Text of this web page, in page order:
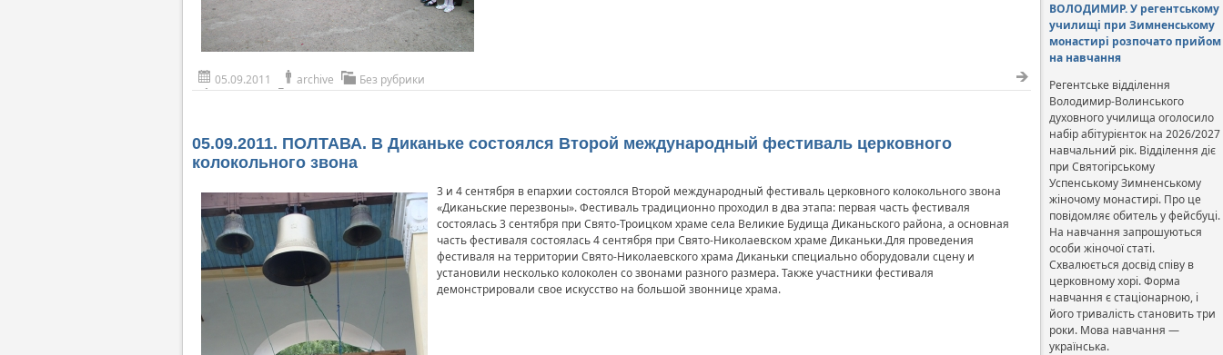
05.09.2011 archive Без рубрики
05.09.2011. ПОЛТАВА. В Диканьке состоялся Второй международный фестиваль церковного
колокольного звона
3 и 4 сентября в епархии состоялся Второй международный фестиваль церковного колокольного звона
«Диканьские перезвоны». Фестиваль традиционно проходил в два этапа: первая часть фестиваля
состоялась 3 сентября при Свято-Троицком храме села Великие Будища Диканьского района, а основная
часть фестиваля состоялась 4 сентября при Свято-Николаевском храме Диканьки.Для проведения
фестиваля на территории Свято-Николаевского храма Диканьки специально оборудовали сцену и
установили несколько колоколен со звонами разного размера. Также участники фестиваля
демонстрировали свое искусство на большой звоннице храма.
ВОЛОДИМИР. У регентському
училищі при Зимненському
монастирі розпочато прийом
на навчання
Регентське відділення
Володимир-Волинського
духовного училища оголосило
набір абітурієнток на 2026/2027
навчальний рік. Відділення діє
при Святогірському
Успенському Зимненському
жіночому монастирі. Про це
повідомляє обитель у фейсбуці.
На навчання запрошуються
особи жіночої статі.
Схвалюється досвід співу в
церковному хорі. Форма
навчання є стаціонарною, і
його тривалість становить три
роки. Мова навчання —
українська.